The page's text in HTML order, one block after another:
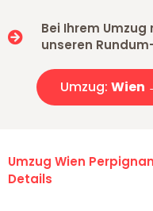
Bei Ihrem
unseren
Umzug: Wien
Umzug Wien
Details